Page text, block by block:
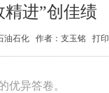
精进”创佳绩
油石化 作者：支玉铭 打印
优异答卷。